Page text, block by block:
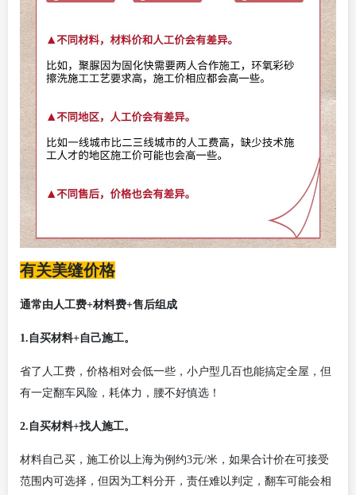
有关美缝价格
通常由人工费+材料费+售后组成
1.自买材料+自己施工。
省了人工费，价格相对会低一些，小户型几百也能搞定全屋，但
有一定翻车风险，耗体力，腰不好慎选！
2.自买材料+找人施工。
材料自己买，施工价以上海为例约3元/米，如果合计价在可接受
范围内可选择，但因为工料分开，责任难以判定，翻车可能会相